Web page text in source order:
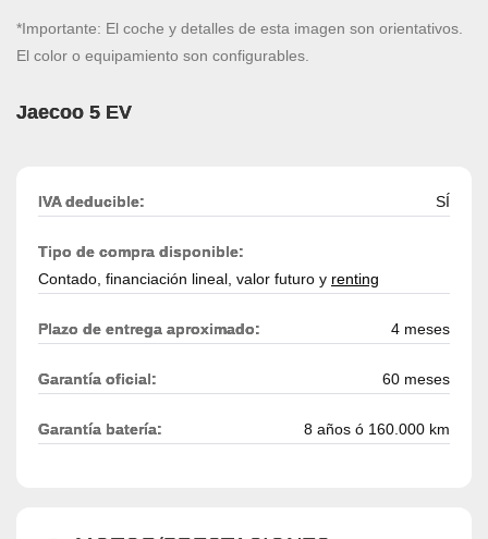
*Importante: El coche y detalles de esta imagen son orientativos.
El color o equipamiento son configurables.
Jaecoo 5 EV
IVA deducible: SÍ
Tipo de compra disponible:
Contado, financiación lineal, valor futuro y renting
Plazo de entrega aproximado: 4 meses
Garantía oficial: 60 meses
Garantía batería: 8 años ó 160.000 km